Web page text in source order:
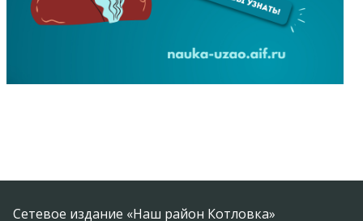
Сетевое издание «Наш район Котловка»